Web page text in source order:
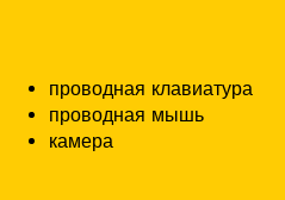
проводная клавиатура
проводная мышь
камера